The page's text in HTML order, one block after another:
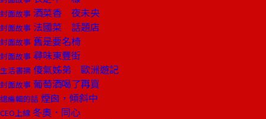
封面故事 酒菜香 夜未央
封面故事 法國菜 話題店
封面故事 舊是要名椅
封面故事 尋味東豐街
生活書摘 傻氣姊弟 歐洲遊記
封面故事 葡萄酒喝了再買
總編輯的話 煙囪，傾斜中
CEO上線 冬奧．同心